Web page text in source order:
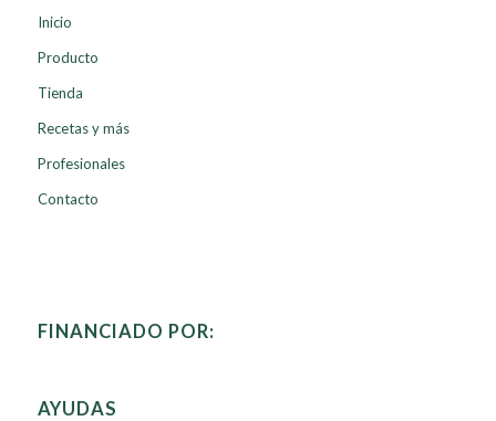
Inicio
Producto
Tienda
Recetas y más
Profesionales
Contacto
FINANCIADO POR:
AYUDAS